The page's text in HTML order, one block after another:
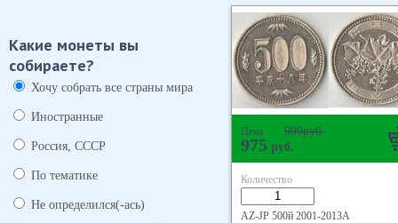
Какие монеты вы
собираете?
Хочу собрать все страны мира
Иностранные
Россия, СССР
По тематике
Не определился(-ась)
Цена 990руб.
975 руб.
Количество
AZ-JP 500й 2001-2013А